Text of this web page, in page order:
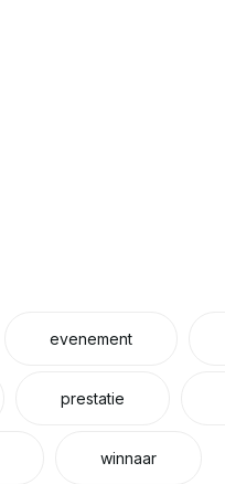
evenement
prestatie
winnaar